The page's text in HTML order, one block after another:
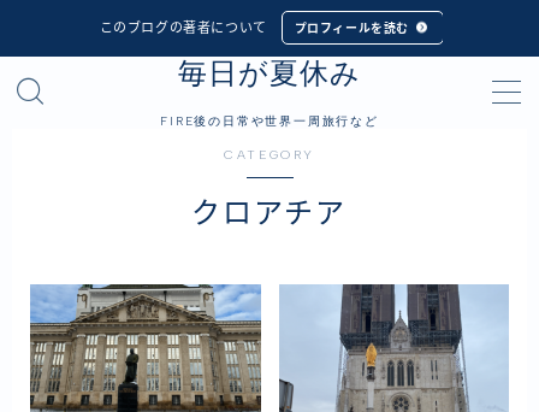
このブログの著者について プロフィールを読む
毎日が夏休み
FIRE後の日常や世界一周旅行など
MENU
インドネシア
シンガポール
マレーシア
CATEGORY
クロアチア